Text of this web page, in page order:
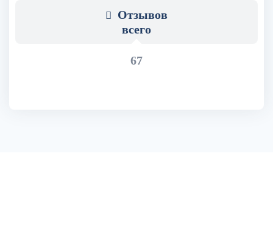
Отзывов
всего
67